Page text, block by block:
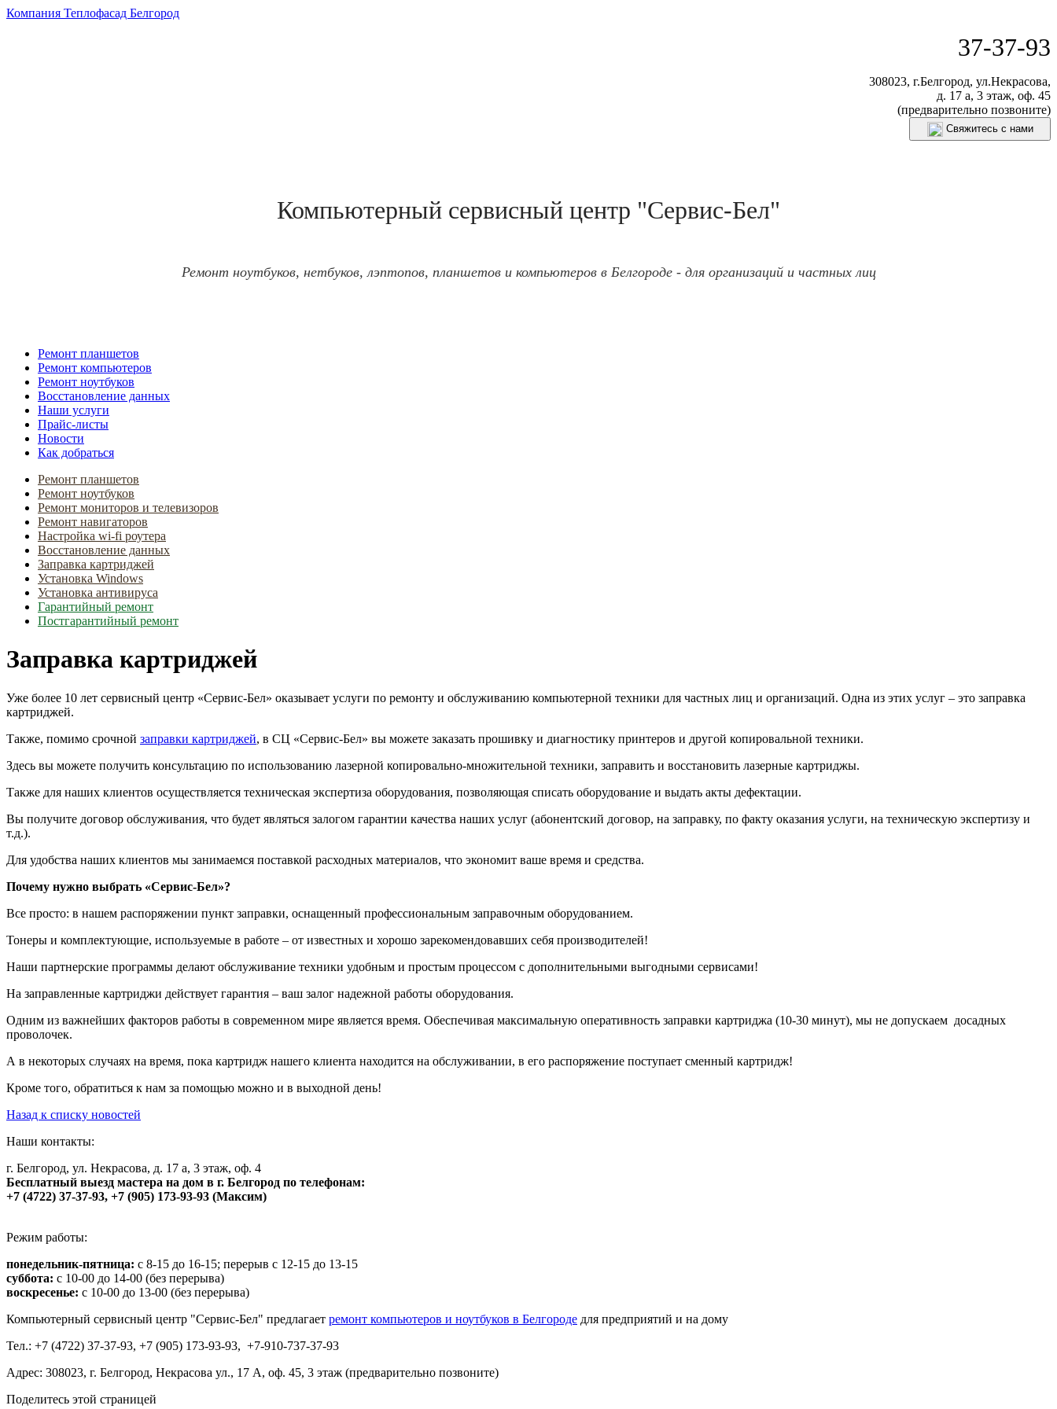
Компания Теплофасад Белгород
37-37-93
308023, г.Белгород, ул.Некрасова,
д. 17 а, 3 этаж, оф. 45
(предварительно позвоните)
Свяжитесь с нами
Компьютерный сервисный центр "Сервис-Бел"
Ремонт ноутбуков, нетбуков, лэптопов, планшетов и компьютеров в Белгороде - для организаций и частных лиц
Ремонт планшетов
Ремонт компьютеров
Ремонт ноутбуков
Восстановление данных
Наши услуги
Прайс-листы
Новости
Как добраться
Ремонт планшетов
Ремонт ноутбуков
Ремонт мониторов и телевизоров
Ремонт навигаторов
Настройка wi-fi роутера
Восстановление данных
Заправка картриджей
Установка Windows
Установка антивируса
Гарантийный ремонт
Постгарантийный ремонт
Заправка картриджей
Уже более 10 лет сервисный центр «Сервис-Бел» оказывает услуги по ремонту и обслуживанию компьютерной техники для частных лиц и организаций. Одна из этих услуг – это заправка
картриджей.
Также, помимо срочной заправки картриджей, в СЦ «Сервис-Бел» вы можете заказать прошивку и диагностику принтеров и другой копировальной техники.
Здесь вы можете получить консультацию по использованию лазерной копировально-множительной техники, заправить и восстановить лазерные картриджы.
Также для наших клиентов осуществляется техническая экспертиза оборудования, позволяющая списать оборудование и выдать акты дефектации.
Вы получите договор обслуживания, что будет являться залогом гарантии качества наших услуг (абонентский договор, на заправку, по факту оказания услуги, на техническую экспертизу и
т.д.).
Для удобства наших клиентов мы занимаемся поставкой расходных материалов, что экономит ваше время и средства.
Почему нужно выбрать «Сервис-Бел»?
Все просто: в нашем распоряжении пункт заправки, оснащенный профессиональным заправочным оборудованием.
Тонеры и комплектующие, используемые в работе – от известных и хорошо зарекомендовавших себя производителей!
Наши партнерские программы делают обслуживание техники удобным и простым процессом с дополнительными выгодными сервисами!
На заправленные картриджи действует гарантия – ваш залог надежной работы оборудования.
Одним из важнейших факторов работы в современном мире является время. Обеспечивая максимальную оперативность заправки картриджа (10-30 минут), мы не допускаем досадных
проволочек.
А в некоторых случаях на время, пока картридж нашего клиента находится на обслуживании, в его распоряжение поступает сменный картридж!
Кроме того, обратиться к нам за помощью можно и в выходной день!
Назад к списку новостей
Наши контакты:
г. Белгород, ул. Некрасова, д. 17 а, 3 этаж, оф. 4
Бесплатный выезд мастера на дом в г. Белгород по телефонам:
+7 (4722) 37-37-93, +7 (905) 173-93-93 (Максим)
Режим работы:
понедельник-пятница: с 8-15 до 16-15; перерыв с 12-15 до 13-15
суббота: с 10-00 до 14-00 (без перерыва)
воскресенье: с 10-00 до 13-00 (без перерыва)
Компьютерный сервисный центр "Сервис-Бел" предлагает ремонт компьютеров и ноутбуков в Белгороде для предприятий и на дому
Тел.: +7 (4722) 37-37-93, +7 (905) 173-93-93, +7-910-737-37-93
Адрес: 308023, г. Белгород, Некрасова ул., 17 А, оф. 45, 3 этаж (предварительно позвоните)
Поделитесь этой страницей